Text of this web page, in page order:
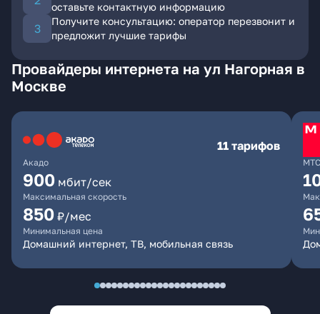
оставьте контактную информацию
Получите консультацию: оператор перезвонит и
предложит лучшие тарифы
Провайдеры интернета на ул Нагорная в
Москве
Акадо
11 тарифов
900 мбит/сек
Максимальная скорость
850 ₽/мес
Минимальная цена
Домашний интернет, ТВ, мобильная связь
МТС